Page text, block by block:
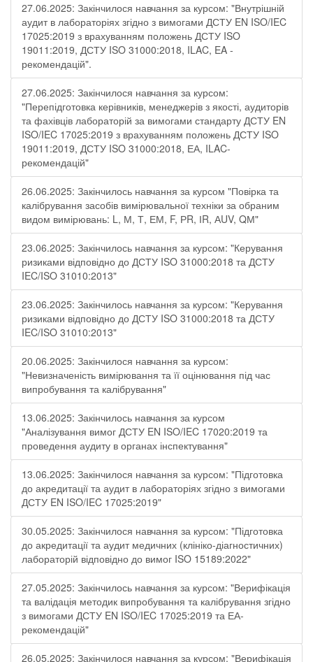
27.06.2025: Закінчилося навчання за курсом: "Внутрішній
аудит в лабораторіях згідно з вимогами ДСТУ EN ISO/IEC
17025:2019 з врахуванням положень ДСТУ ISO
19011:2019, ДСТУ ISO 31000:2018, ILAC, EA -
рекомендацій".
27.06.2025: Закінчилося навчання за курсом:
"Перепідготовка керівників, менеджерів з якості, аудиторів
та фахівців лабораторій за вимогами стандарту ДСТУ EN
ISO/IEC 17025:2019 з врахуванням положень ДСТУ ISO
19011:2019, ДСТУ ISO 31000:2018, ЕА, ILAC-
рекомендацій"
26.06.2025: Закінчилось навчання за курсом "Повірка та
калібрування засобів вимірювальної техніки за обраним
видом вимірювань: L, М, Т, ЕМ, F, РR, ІR, АUV, QМ"
23.06.2025: Закінчилось навчання за курсом: "Керування
ризиками відповідно до ДСТУ ISO 31000:2018 та ДСТУ
IEC/ISO 31010:2013"
23.06.2025: Закінчилось навчання за курсом: "Керування
ризиками відповідно до ДСТУ ISO 31000:2018 та ДСТУ
IEC/ISO 31010:2013"
20.06.2025: Закінчилося навчання за курсом:
"Невизначеність вимірювання та її оцінювання під час
випробування та калібрування"
13.06.2025: Закінчилось навчання за курсом
"Аналізування вимог ДСТУ EN ISO/IEC 17020:2019 та
проведення аудиту в органах інспектування"
13.06.2025: Закінчилося навчання за курсом: "Підготовка
до акредитації та аудит в лабораторіях згідно з вимогами
ДСТУ EN ISO/IEC 17025:2019"
30.05.2025: Закінчилося навчання за курсом: "Підготовка
до акредитації та аудит медичних (клініко-діагностичних)
лабораторій відповідно до вимог ISO 15189:2022"
27.05.2025: Закінчилось навчання за курсом: "Верифікація
та валідація методик випробування та калібрування згідно
з вимогами ДСТУ EN ISO/IEC 17025:2019 та ЕА-
рекомендацій"
26.05.2025: Закінчилося навчання за курсом: "Верифікація